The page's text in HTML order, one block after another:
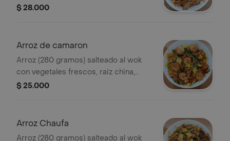
palmito de cangrejo. Incluye raíz china
$ 28.000
Arroz de camaron
Arroz (280 gramos) salteado al wok
con vegetales frescos, raiz china,
tortilla de huevo, camaron.
$ 25.000
Arroz Chaufa
Arroz (280 gramos) salteado al wok